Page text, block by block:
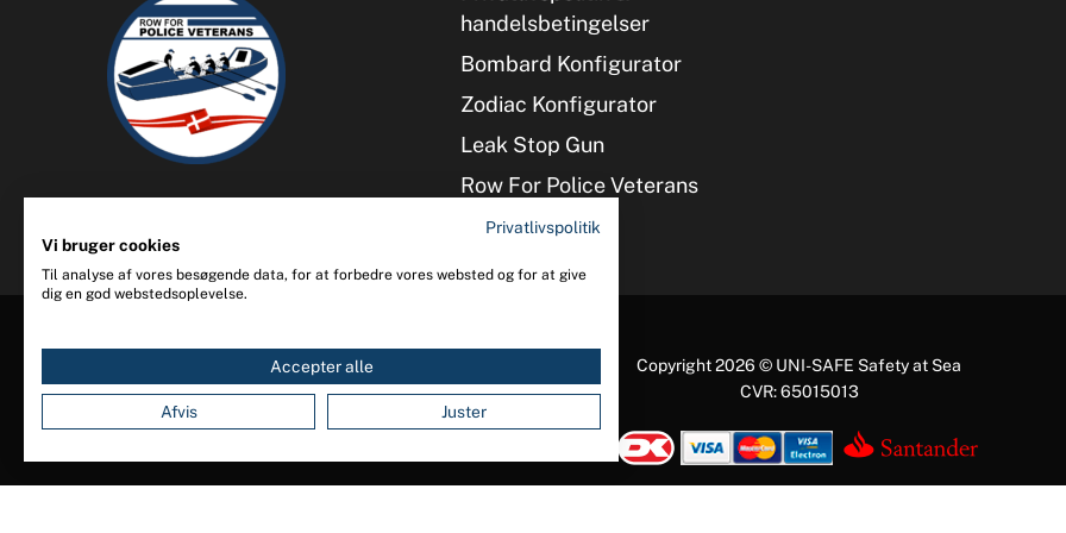
handelsbetingelser
Bombard Konfigurator
Zodiac Konfigurator
Leak Stop Gun
Row For Police Veterans
Copyright 2026 © UNI-SAFE Safety at Sea
CVR: 65015013
Privatlivspolitik
Vi bruger cookies
Til analyse af vores besøgende data, for at forbedre vores websted og for at give
dig en god webstedsoplevelse.
Accepter alle
Afvis Juster